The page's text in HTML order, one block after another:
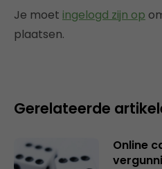
Je moet ingelogd zijn op
plaatsen.
Gerelateerde
Online